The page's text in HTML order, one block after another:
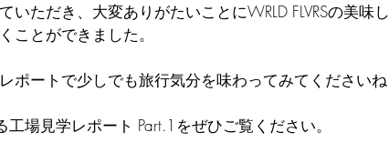
ただき、大変ありがたいことにWRLD FLVRSの美味し
ことができました。
ポートで少しでも旅行気分を味わってみてくださいね
工場見学レポート Part.1をぜひご覧ください。